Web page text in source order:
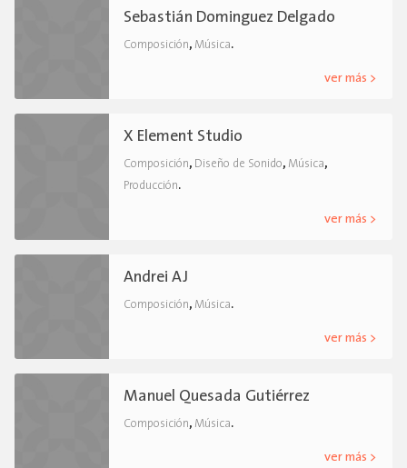
Sebastián Dominguez Delgado
Composición, Música.
ver más >
X Element Studio
Composición, Diseño de Sonido, Música,
Producción.
ver más >
Andrei AJ
Composición, Música.
ver más >
Manuel Quesada Gutiérrez
Composición, Música.
ver más >